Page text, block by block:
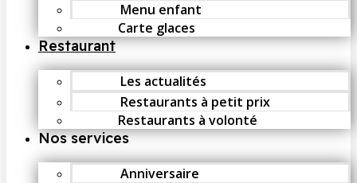
Menu enfant
Carte glaces
Restaurant
Les actualités
Restaurants à petit prix
Restaurants à volonté
Nos services
Anniversaire